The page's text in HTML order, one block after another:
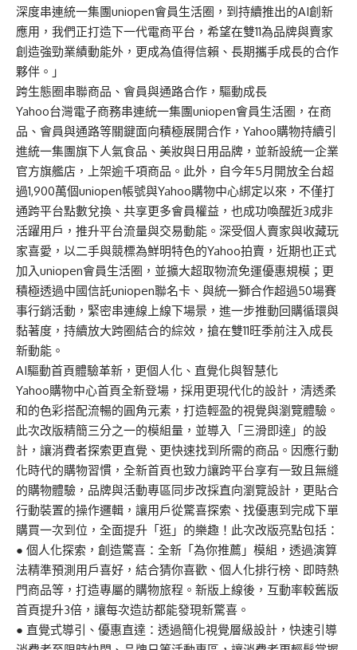
深度串連統一集團uniopen會員生活圈，到持續推出的AI創新
應用，我們正打造下一代電商平台，希望在雙11為品牌與賣家
創造強勁業績動能外，更成為值得信賴、長期攜手成長的合作
夥伴。」
跨生態圈串聯商品、會員與通路合作，驅動成長
Yahoo台灣電子商務串連統一集團uniopen會員生活圈，在商
品、會員與通路等關鍵面向積極展開合作，Yahoo購物持續引
進統一集團旗下人氣食品、美妝與日用品牌，並新設統一企業
官方旗艦店，上架逾千項商品。此外，自今年5月開放全台超
過1,900萬個uniopen帳號與Yahoo購物中心綁定以來，不僅打
通跨平台點數兌換、共享更多會員權益，也成功喚醒近3成非
活躍用戶，推升平台流量與交易動能。深受個人賣家與收藏玩
家喜愛，以二手與競標為鮮明特色的Yahoo拍賣，近期也正式
加入uniopen會員生活圈，並擴大超取物流免運優惠規模；更
積極透過中國信託uniopen聯名卡、與統一獅合作超過50場賽
事行銷活動，緊密串連線上線下場景，進一步推動回購循環與
黏著度，持續放大跨圈結合的綜效，搶在雙11旺季前注入成長
新動能。
AI驅動首頁體驗革新，更個人化、直覺化與智慧化
Yahoo購物中心首頁全新登場，採用更現代化的設計，清透柔
和的色彩搭配流暢的圓角元素，打造輕盈的視覺與瀏覽體驗。
此次改版精簡三分之一的模組量，並導入「三滑即達」的設
計，讓消費者探索更直覺、更快速找到所需的商品。因應行動
化時代的購物習慣，全新首頁也致力讓跨平台享有一致且無縫
的購物體驗，品牌與活動專區同步改採直向瀏覽設計，更貼合
行動裝置的操作邏輯，讓用戶從驚喜探索、找優惠到完成下單
購買一次到位，全面提升「逛」的樂趣！此次改版亮點包括：
● 個人化探索，創造驚喜：全新「為你推薦」模組，透過演算
法精準預測用戶喜好，結合猜你喜歡、個人化排行榜、即時熱
門商品等，打造專屬的購物旅程。新版上線後，互動率較舊版
首頁提升3倍，讓每次造訪都能發現新驚喜。
● 直覺式導引、優惠直達：透過簡化視覺層級設計，快速引導